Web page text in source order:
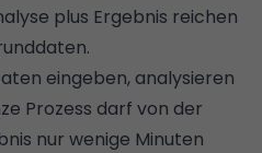
plus Ergebnis reichen
eingeben, analysieren
Prozess darf von der
nur wenige Minuten